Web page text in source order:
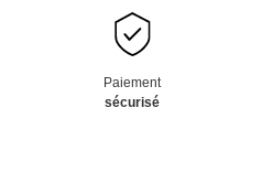
Paiement
sécurisé